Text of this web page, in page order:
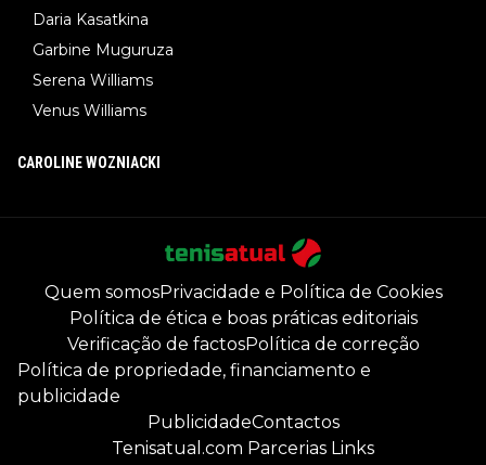
Daria Kasatkina
Garbine Muguruza
Serena Williams
Venus Williams
CAROLINE WOZNIACKI
Quem somosPrivacidade e Política de Cookies
Política de ética e boas práticas editoriais
Verificação de factosPolítica de correção
Política de propriedade, financiamento e
publicidade
PublicidadeContactos
Tenisatual.com Parcerias Links